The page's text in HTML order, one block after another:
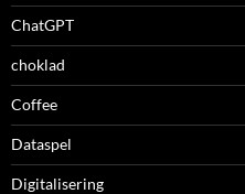
ChatGPT
choklad
Coffee
Dataspel
Digitalisering